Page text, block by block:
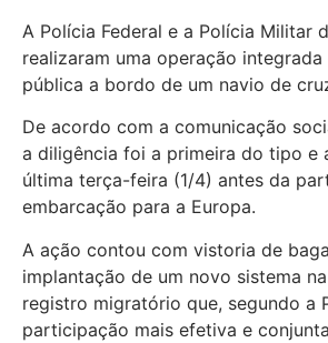
A Polícia Federal e a Polícia Militar
realizaram uma operação integrada
pública a bordo de um navio de
De acordo com a comunicação
a diligência foi a primeira do tipo e
última terça-feira (1/4) antes da
embarcação para a Europa.
A ação contou com vistoria de
implantação de um novo sistema
registro migratório que, segundo a
participação mais efetiva e